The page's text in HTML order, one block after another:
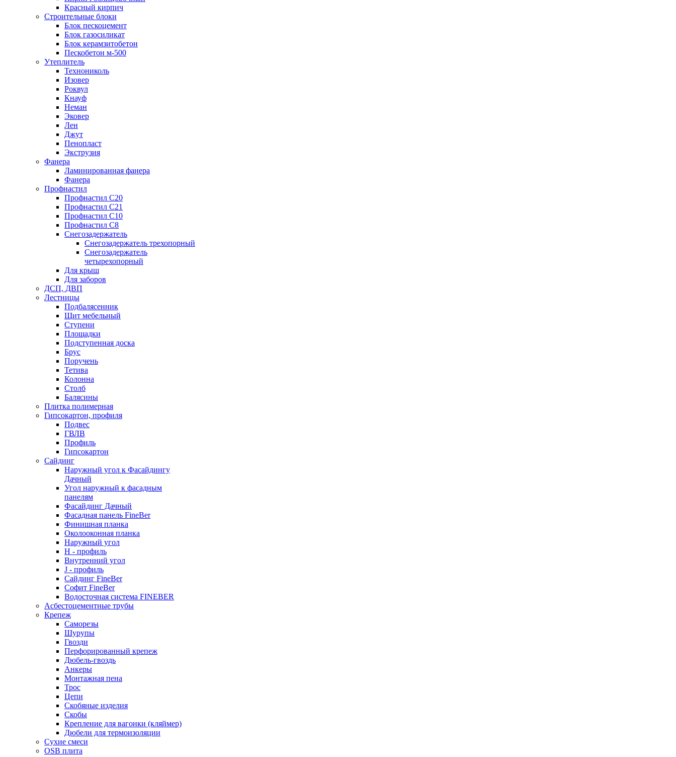
Красный кирпич
Строительные блоки
Блок пескоцемент
Блок газосиликат
Блок керамзитобетон
Пескобетон м-500
Утеплитель
Технониколь
Изовер
Роквул
Кнауф
Неман
Эковер
Лен
Джут
Пенопласт
Экструзия
Фанера
Ламинированная фанера
Фанера
Профнастил
Профнастил С20
Профнастил С21
Профнастил С10
Профнастил С8
Снегозадержатель
Снегозадержатель трехопорный
Снегозадержатель
четырехопорный
Для крыш
Для заборов
ДСП, ДВП
Лестницы
Подбалясенник
Щит мебельный
Ступени
Площадки
Подступенная доска
Брус
Поручень
Тетива
Колонна
Столб
Балясины
Плитка полимерная
Гипсокартон, профиля
Подвес
ГВЛВ
Профиль
Гипсокартон
Сайдинг
Наружный угол к Фасайдингу
Дачный
Угол наружный к фасадным
панелям
Фасайдинг Дачный
Фасадная панель FineBer
Финишная планка
Околооконная планка
Наружный угол
H - профиль
Внутренний угол
J - профиль
Сайдинг FineBer
Софит FineBer
Водосточная система FINEBER
Асбестоцементные трубы
Крепеж
Саморезы
Шурупы
Гвозди
Перфорированный крепеж
Дюбель-гвоздь
Анкеры
Монтажная пена
Трос
Цепи
Скобяные изделия
Скобы
Крепление для вагонки (кляймер)
Дюбели для термоизоляции
Сухие смеси
OSB плита